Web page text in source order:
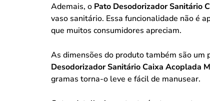
Ademais, o Pato Desodorizador Sanitário
vaso sanitário. Essa funcionalidade não é
que muitos consumidores apreciam.
As dimensões do produto também são um
Desodorizador Sanitário Caixa Acoplada
gramas torna-o leve e fácil de manusear.